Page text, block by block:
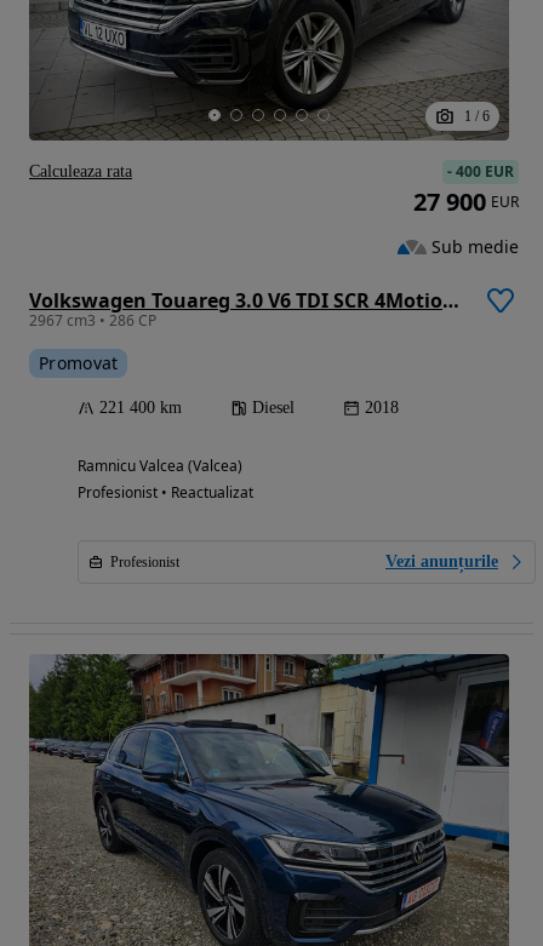
1 / 6
Volkswagen Touareg 3.0 V6 TDI SCR 4Motion Automatik R-Line
2967 cm3 • 286 CP
Promovat
221 400 km Diesel 2018
Ramnicu Valcea (Valcea)
Profesionist • Reactualizat
Profesionist Vezi anunțurile
-400 EUR
27 900 EUR
Sub medie
Calculeaza rata